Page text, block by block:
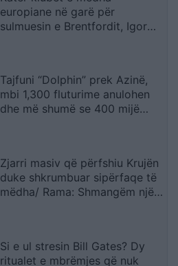
europiane në garë për
sulmuesin e Brentfordit, Igor
Tajfuni “Dolphin” prek Azinë,
mbi 1,300 fluturime anulohen
dhe më shumë se 400 mijë
Zjarri masiv që përfshiu Krujën
duke shkrumbuar sipërfaqe të
mëdha/ Rama: Shmangëm një
Si e ul stresin Bill Gates? Dy
ritualet e mbrëmjes që nuk